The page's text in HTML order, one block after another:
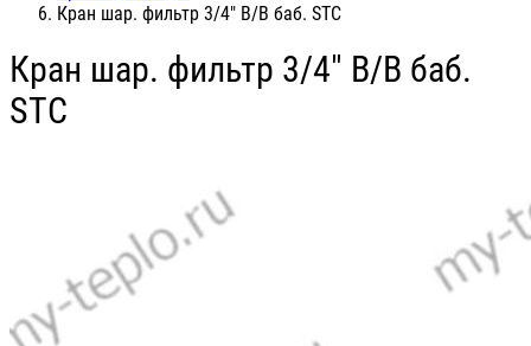
Кран шар. фильтр 3/4" В/В баб. STC
Кран шар. фильтр 3/4" В/В баб.
STC